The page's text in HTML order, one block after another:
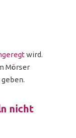
wird.
Mörser
nicht